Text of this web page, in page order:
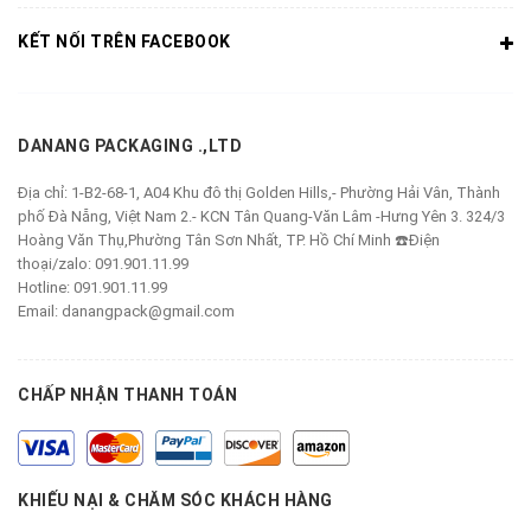
KẾT NỐI TRÊN FACEBOOK
DANANG PACKAGING .,LTD
Địa chỉ: 1-B2-68-1, A04 Khu đô thị Golden Hills,- Phường Hải Vân, Thành
phố Đà Nẵng, Việt Nam 2.- KCN Tân Quang-Văn Lâm -Hưng Yên 3. 324/3
Hoàng Văn Thụ,Phường Tân Sơn Nhất, TP. Hồ Chí Minh ☎️Điện
thoại/zalo: 091.901.11.99
Hotline: 091.901.11.99
Email: danangpack@gmail.com
CHẤP NHẬN THANH TOÁN
KHIẾU NẠI & CHĂM SÓC KHÁCH HÀNG